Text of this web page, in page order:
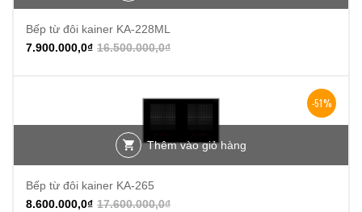
Bếp từ đôi kainer KA-228ML
16.500.000,0₫
7.900.000,0₫
-51%
Thêm vào giỏ hàng
Bếp từ đôi kainer KA-265
17.600.000,0₫
8.600.000,0₫